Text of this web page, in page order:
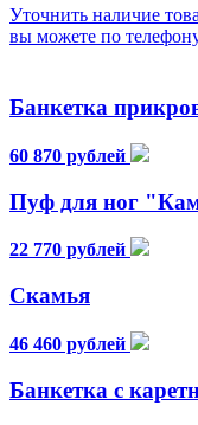
Уточнить наличие
вы можете по
Банкетка
60 870 рублей
Пуф для ног
22 770 рублей
Скамья
46 460 рублей
Банкетка с